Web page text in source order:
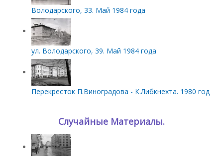
Володарского, 33. Май 1984 года
ул. Володарского, 39. Май 1984 года
Перекресток П.Виноградова - К.Либкнехта. 1980 год
Случайные Материалы.